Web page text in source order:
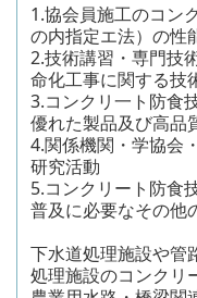
1.協会員施工のコン
の内指定エ法）の性
2.技術講習・専門技
命化工事に関する技
3.コンクリ一ト防食
優れた製品及び高品
4.関係機関・学協会
研究活動
5.コンクリート防食
普及に必要なその他
下水道処理施設や管
処理施設のコンクリ